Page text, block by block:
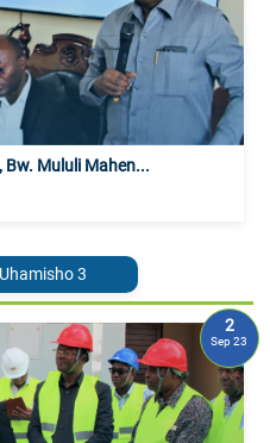
Bw. Mululi Mahen...
3
2
Sep 23